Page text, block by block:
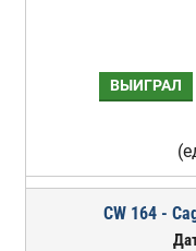
ВЫИГРАЛ
CW 164 -